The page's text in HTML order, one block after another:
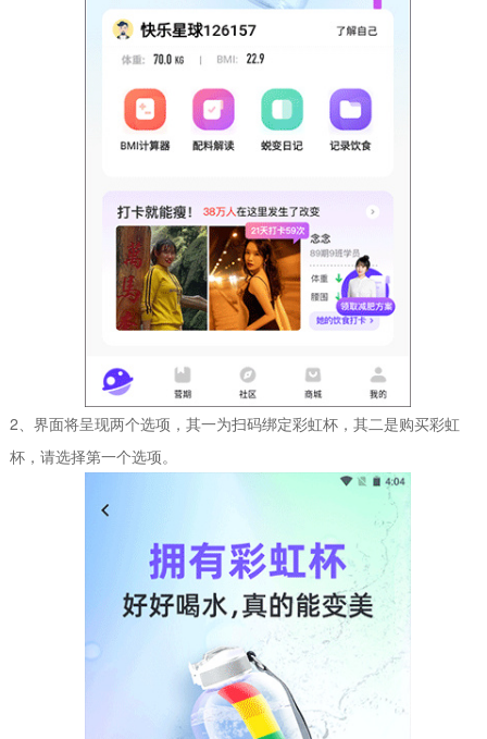
2、界面将呈现两个选项，其一为扫码绑定彩虹杯，其二是购买彩虹
杯，请选择第一个选项。